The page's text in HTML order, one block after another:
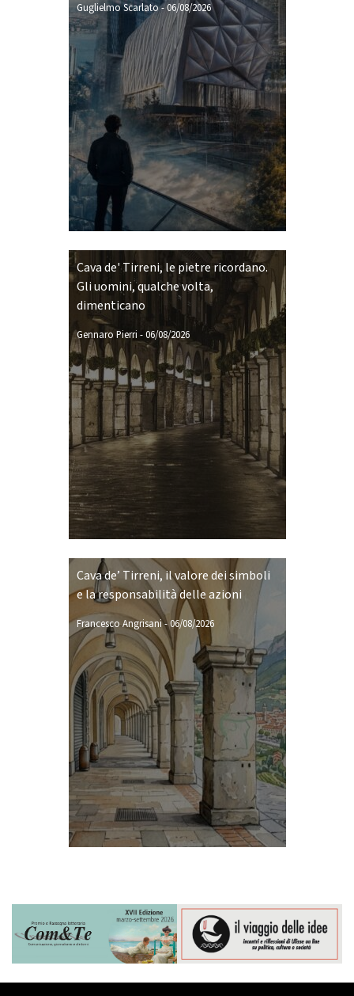
Guglielmo Scarlato-06/08/2026
Cava de' Tirreni, le pietre ricordano.
Gli uomini, qualche volta,
dimenticano
Gennaro Pierri -06/08/2026
Cava de’ Tirreni, il valore dei simboli
e la responsabilità delle azioni
Francesco Angrisani-06/08/2026